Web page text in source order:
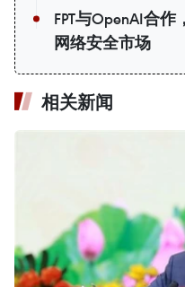
FPT与OpenAI合
网络安全市场
相关新闻